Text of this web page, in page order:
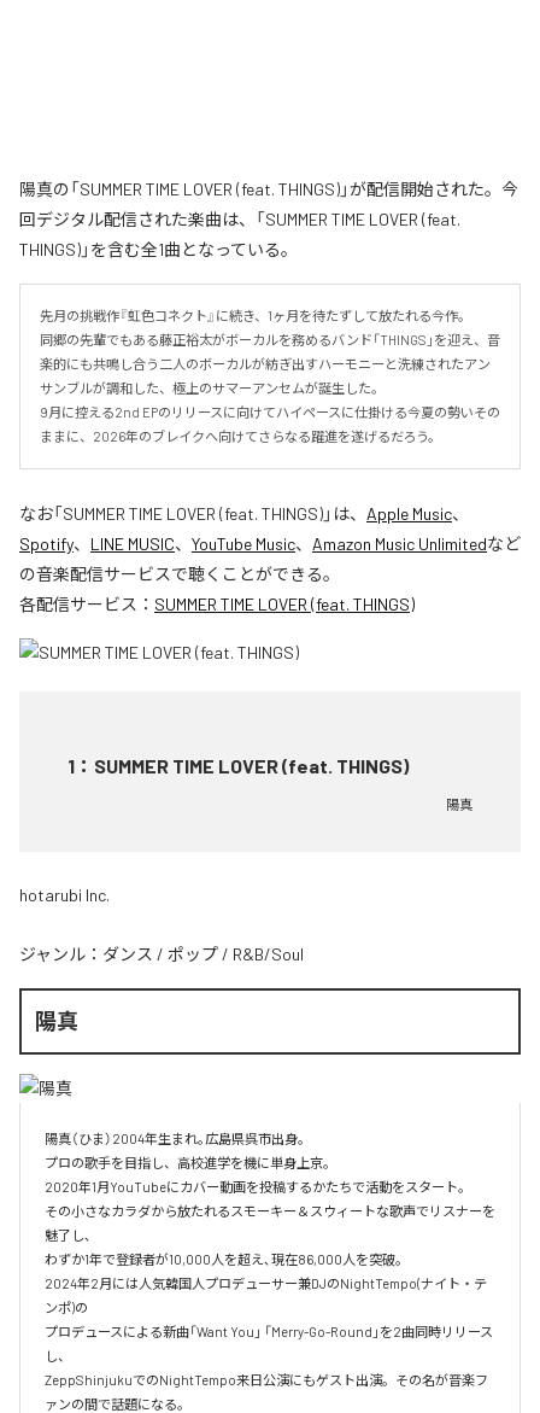
陽真の「SUMMER TIME LOVER (feat. THINGS)」が配信開始された。今
回デジタル配信された楽曲は、「SUMMER TIME LOVER (feat.
THINGS)」を含む全1曲となっている。
先月の挑戦作『虹色コネクト』に続き、1ヶ月を待たずして放たれる今作。
同郷の先輩でもある藤正裕太がボーカルを務めるバンド「THINGS」を迎え、音
楽的にも共鳴し合う二人のボーカルが紡ぎ出すハーモニーと洗練されたアン
サンブルが調和した、極上のサマーアンセムが誕生した。
9月に控える2nd EPのリリースに向けてハイペースに仕掛ける今夏の勢いその
ままに、2026年のブレイクへ向けてさらなる躍進を遂げるだろう。
なお「SUMMER TIME LOVER (feat. THINGS)」は、 Apple Music、
Spotify、 LINE MUSIC、 YouTube Music、 Amazon Music Unlimitedなど
の音楽配信サービスで聴くことができる。
各配信サービス： SUMMER TIME LOVER (feat. THINGS)
1 ： SUMMER TIME LOVER (feat. THINGS)
陽真
hotarubi Inc.
ジャンル： ダンス / ポップ / R&B/Soul
陽真
陽真（ひま）2004年生まれ｡広島県呉市出身。‌
プロの歌手を目指し、高校進学を機に単身上京。‌
2020年1月YouTubeにカバー動画を投稿するかたちで活動をスタート。‌
その小さなカラダから放たれるスモーキー＆スウィートな歌声でリスナーを
魅了し､‌
わずか1年で登録者が10,000人を超え､現在86,000人を突破。‌
2024年2月には人気韓国人プロデューサー兼DJのNightTempo(ナイト・テ
ンポ)の‌
プロデュースによる新曲「Want You」 「Merry-Go-Round」を2曲同時リリース
し、‌
ZeppShinjukuでのNightTempo来日公演にもゲスト出演。その名が音楽フ
ァンの間で話題になる。‌